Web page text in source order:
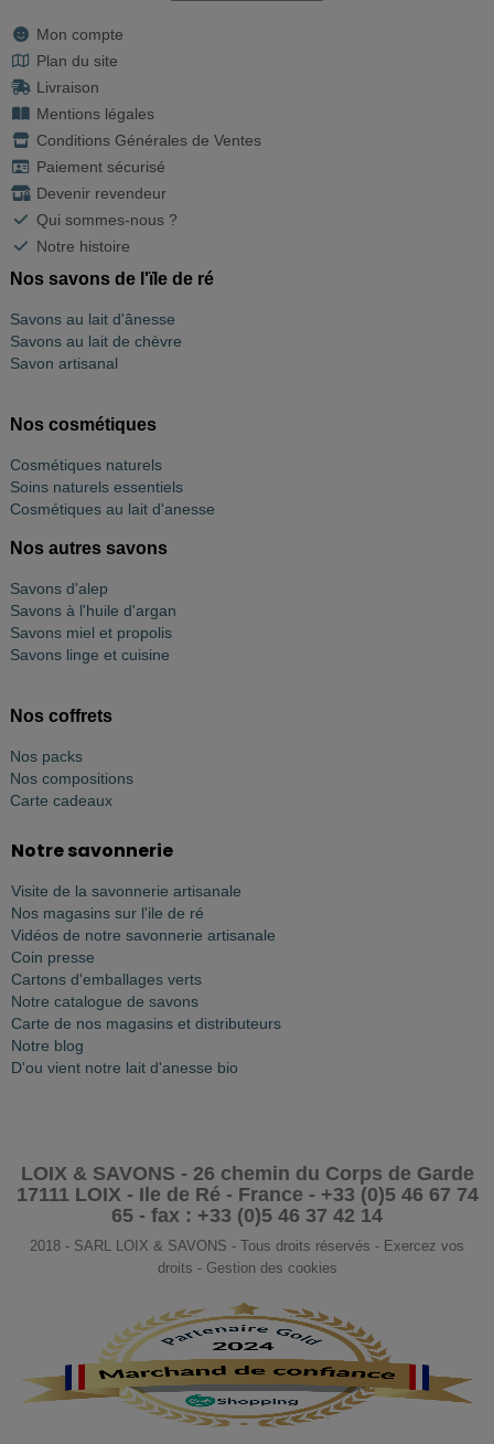
Mon compte
Plan du site
Livraison
Mentions légales
Conditions Générales de Ventes
Paiement sécurisé
Devenir revendeur
Qui sommes-nous ?
Notre histoire
Nos savons de l'ïle de ré
Savons au lait d'ânesse
Savons au lait de chèvre
Savon artisanal
Nos cosmétiques
Cosmétiques naturels
Soins naturels essentiels
Cosmétiques au lait d'anesse
Nos autres savons
Savons d'alep
Savons à l'huile d'argan
Savons miel et propolis
Savons linge et cuisine
Nos coffrets
Nos packs
Nos compositions
Carte cadeaux
Notre savonnerie
Visite de la savonnerie artisanale
Nos magasins sur l'ile de ré
Vidéos de notre savonnerie artisanale
Coin presse
Cartons d'emballages verts
Notre catalogue de savons
Carte de nos magasins et distributeurs
Notre blog
D'ou vient notre lait d'anesse bio
LOIX & SAVONS - 26 chemin du Corps de Garde
17111 LOIX - Ile de Ré - France - +33 (0)5 46 67 74
65 - fax : +33 (0)5 46 37 42 14
2018 - SARL LOIX & SAVONS - Tous droits réservés - Exercez vos
droits - Gestion des cookies